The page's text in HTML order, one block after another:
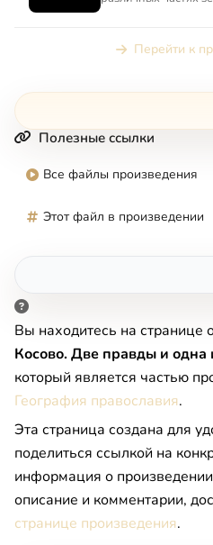
Перейти к
Полезные ссылки
Все файлы произведения
Этот файл в произведении
Вы находитесь на странице
Косово. Две правды и одна
который является частью
География православия.
Эта страница создана для
поделиться ссылкой на
информация о
описание и комментарии,
странице произведения.